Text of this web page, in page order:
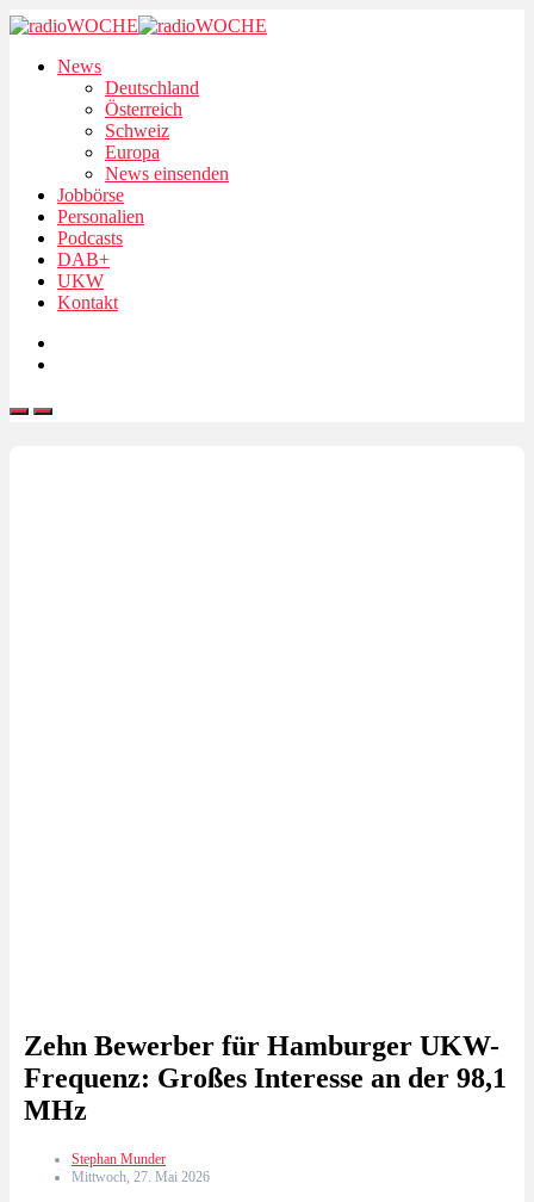
News
Deutschland
Österreich
Schweiz
Europa
News einsenden
Jobbörse
Personalien
Podcasts
DAB+
UKW
Kontakt
Zehn Bewerber für Hamburger UKW-
Frequenz: Großes Interesse an der 98,1
MHz
Stephan Munder
Mittwoch, 27. Mai 2026